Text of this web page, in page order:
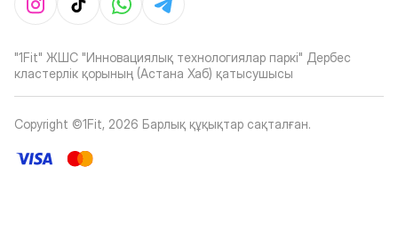
"1Fit" ЖШС "Инновациялық технологиялар паркі" Дербес
кластерлік қорының (Астана Хаб) қатысушысы
Copyright ©1Fit, 2026 Барлық құқықтар сақталған.